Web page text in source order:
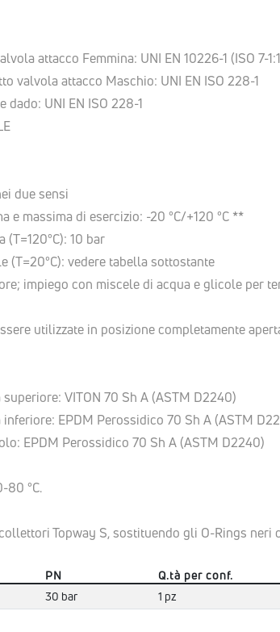
attacco Femmina: UNI EN 10226-1 (ISO 7-
valvola attacco Maschio: UNI EN ISO 228-1
UNI EN ISO 228-1
due sensi
e massima di esercizio: -20 °C/+120 °C **
(T=120°C): 10 bar
(T=20°C): vedere tabella sottostante
impiego con miscele di acqua e glicole per
utilizzate in posizione completamente
VITON 70 Sh A (ASTM D2240)
EPDM Perossidico 70 Sh A (ASTM
EPDM Perossidico 70 Sh A (ASTM D2240)
80 °C.
Topway S, sostituendo gli O-Rings
PN Q.tà per conf.
30 bar 1 pz